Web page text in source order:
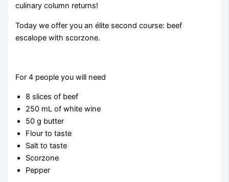
culinary column returns!
Today we offer you an élite second course: beef
escalope with scorzone.
For 4 people you will need
8 slices of beef
250 mL of white wine
50 g butter
Flour to taste
Salt to taste
Scorzone
Pepper